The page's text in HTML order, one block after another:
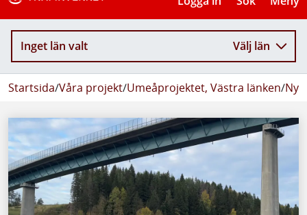
Inget län valt Välj län
Startsida/Våra projekt/Umeåprojektet, Västra länken/